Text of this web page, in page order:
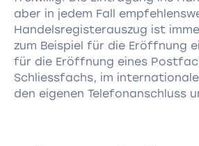
aber in jedem Fall
Handelsregisterauszug ist
zum Beispiel für die Eröffnung
für die Eröffnung eines
Schliessfachs, im
den eigenen Telefonanschluss